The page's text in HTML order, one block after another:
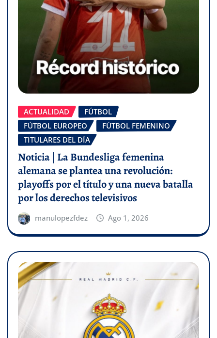
ACTUALIDAD
FÚTBOL
FÚTBOL EUROPEO
FÚTBOL FEMENINO
TITULARES DEL DÍA
Noticia | La Bundesliga femenina
alemana se plantea una revolución:
playoffs por el título y una nueva batalla
por los derechos televisivos
manulopezfdez Ago 1, 2026